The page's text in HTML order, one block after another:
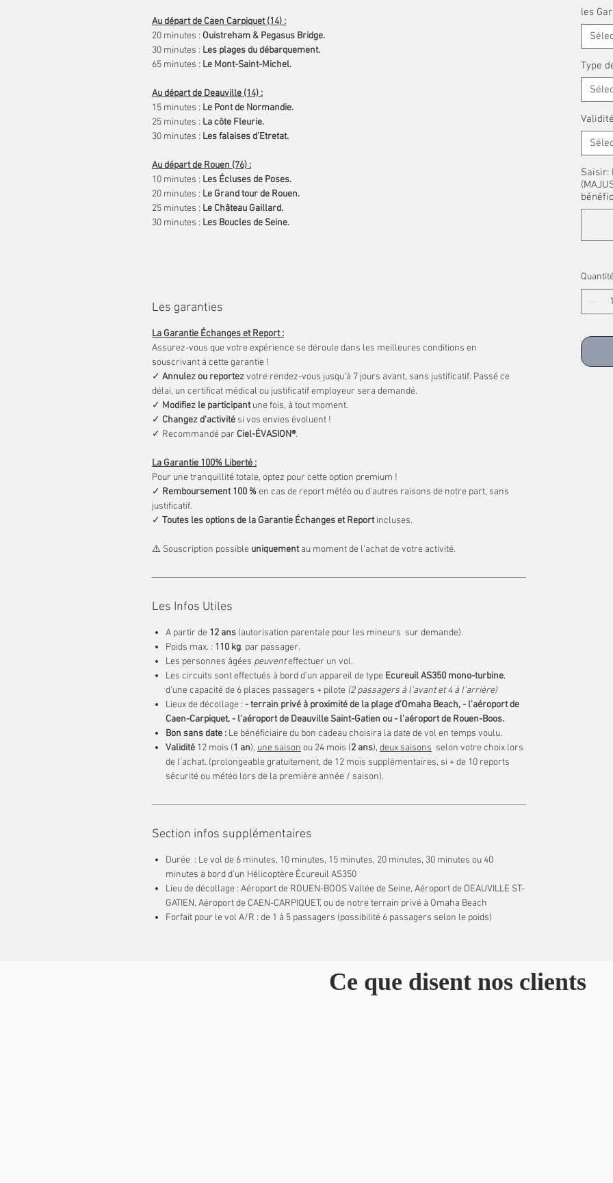
Au départ de Caen Carpiquet (14) :
20 minutes : Ouistreham & Pegasus Bridge.
30 minutes : Les plages du débarquement.
65 minutes : Le Mont-Saint-Michel.
Au départ de Deauville (14) :
15 minutes : Le Pont de Normandie.
25 minutes : La côte Fleurie.
30 minutes : Les falaises d'Etretat.
Au départ de Rouen (76) :
10 minutes : Les Écluses de Poses.
20 minutes : Le Grand tour de Rouen.
25 minutes : Le Château Gaillard.
30 minutes : Les Boucles de Seine.
40 minutes :de la Pointe du Hoc au phare de Gatteville.
Les garanties
La Garantie Échanges et Report :
Assurez-vous que votre expérience se déroule dans les meilleures conditions en
souscrivant à cette garantie !
✓ Annulez ou reportezvotre rendez-vous jusqu'à 7 jours avant, sans justificatif. Passé ce
délai, un certificat médical ou justificatif employeur sera demandé.
✓ Modifiez le participantune fois, à tout moment.
✓ Changez d'activité si vos envies évoluent !
✓ Recommandé par Ciel-ÉVASION®.
La Garantie 100% Liberté :
Pour une tranquillité totale, optez pour cette option premium !
✓ Remboursement 100 % en cas de report météo ou d'autres raisons de notre part, sans
justificatif.
✓ Toutes les options de la Garantie Échanges et Reportincluses.
⚠️ Souscription possible uniquementau moment de l'achat de votre activité.
Les Infos Utiles
A partir de 12 ans (autorisation parentale pour les mineurs sur demande).
Poids max. : 110 kg. par passager.
Les personnes âgées peuventeffectuer un vol.
Les circuits sont effectués à bord d’un appareil de type Ecureuil AS350 mono-turbine,
d’une capacité de 6 places passagers + pilote (2 passagers à l’avant et 4 à l’arrière)
Lieux de décollage : - ⁠terrain privé à proximité de la plage d’Omaha Beach, - l'aéroport de
Caen-Carpiquet, - l'aéroport de Deauville Saint-Gatien ou - l'aéroport de Rouen-Boos.
Bon sans date : Le bénéficiaire du bon cadeau choisira la date de vol en temps voulu.
Validité 12 mois (1 an), une saison ou 24 mois (2 ans), deux saisons selon votre choix lors
de l’achat. (prolongeable gratuitement, de 12 mois supplémentaires, si + de 10 reports
sécurité ou météo lors de la première année / saison).
Section infos supplémentaires
Durée : Le vol de 6 minutes, 10 minutes, 15 minutes, 20 minutes, 30 minutes ou 40
minutes à bord d’un Hélicoptère Écureuil AS350
Lieu de décollage : Aéroport de ROUEN-BOOS Vallée de Seine, Aéroport de DEAUVILLE ST-
GATIEN, Aéroport de CAEN-CARPIQUET, ou de notre terrain privé à Omaha Beach
Forfait pour le vol A/R : de 1 à 5 passagers (possibilité 6 passagers selon le poids)
les
Type
Validité
Saisir:
Ce que disent nos clients